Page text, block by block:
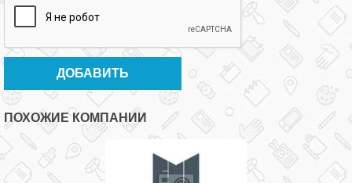
ПОХОЖИЕ КОМПАНИИ